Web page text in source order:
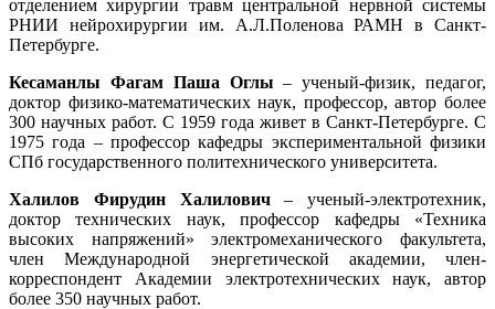
отделением хирургии травм центральной нервной системы
РНИИ нейрохирургии им. А.Л.Поленова РАМН в Санкт-
Петербурге.
Кесаманлы Фагам Паша Оглы – ученый-физик, педагог,
доктор физико-математических наук, профессор, автор более
300 научных работ. С 1959 года живет в Санкт-Петербурге. С
1975 года – профессор кафедры экспериментальной физики
СПб государственного политехнического университета.
Халилов Фирудин Халилович– ученый-электротехник,
доктор технических наук, профессор кафедры «Техника
высоких напряжений» электромеханического факультета,
член Международной энергетической академии, член-
корреспондент Академии электротехнических наук, автор
более 350 научных работ.